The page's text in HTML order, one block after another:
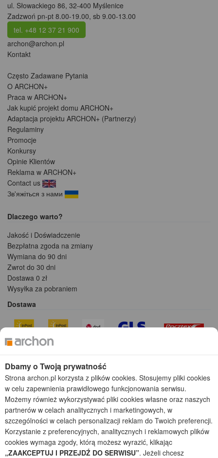
ul. Słowackiego 86, 32-400 Myślenice
Zadzwoń pn-pt 8.00-19.00, sb 9.00-13.00
tel. +48 12 37 21 900
archon@archon.pl
Kontakt
Często Zadawane Pytania
O ARCHON+
Praca w ARCHON+
Jak kupić projekt domu ARCHON+
Adaptacja projektu ARCHON+ (Partnerzy)
Regulaminy
Promocje
Konkursy
Opinie Klientów
Reklama w ARCHON+
Contact us
Зв'яжіться з нами
Dlaczego warto?
Jakość i Doświadczenie
Bezpłatna zgoda na zmiany
Wymiana do 90 dni
Zwrot do 30 dni
Dostawa 0 zł
Wysyłka za pobraniem
Dostawa
Kolekcje projektów
Gotowe projekty domów
Projekty domów tanich w budowie
Projekty domów szeregowych
Projekty małych domów (do 150 m2)
Dbamy o Twoją prywatność
Strona archon.pl korzysta z plików cookies. Stosujemy pliki cookies
w celu zapewnienia prawidłowego funkcjonowania serwisu.
Możemy również wykorzystywać pliki cookies własne oraz naszych
partnerów w celach analitycznych i marketingowych, w
szczególności w celach personalizacji reklam do Twoich preferencji.
Korzystanie z preferencyjnych, analitycznych i reklamowych plików
cookies wymaga zgody, którą możesz wyrazić, klikając
„ZAAKCEPTUJ I PRZEJDŹ DO SERWISU”. Jeżeli chcesz